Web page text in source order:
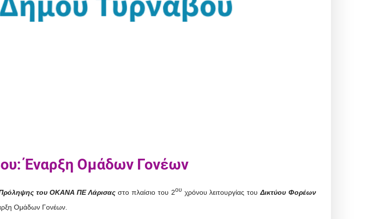
Έναρξη Ομάδων Γονέων
του ΟΚΑΝΑ ΠΕ Λάρισαςστο πλαίσιο του 2ου χρόνου λειτουργίας τουΔικτύου Φορέων
Ομάδων Γονέων.